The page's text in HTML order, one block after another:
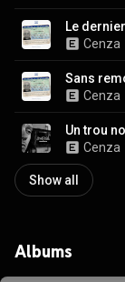
Le
Cenza
Sans
Cenza
Un trou
Cenza
Show all
Albums